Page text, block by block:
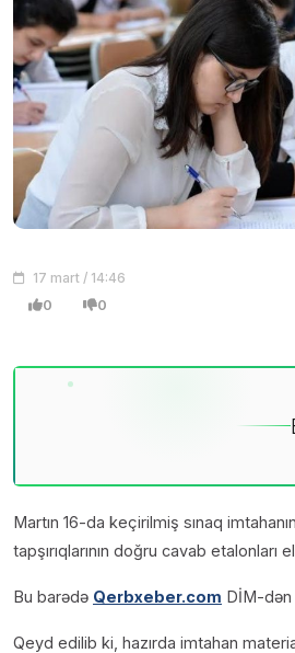
17 mart / 14:46
0 0
Martın 16-da keçirilmiş sınaq
tapşırıqlarının doğru cavab etalonları
Bu barədə Qerbxeber.com DİM-dən
Qeyd edilib ki, hazırda imtahan